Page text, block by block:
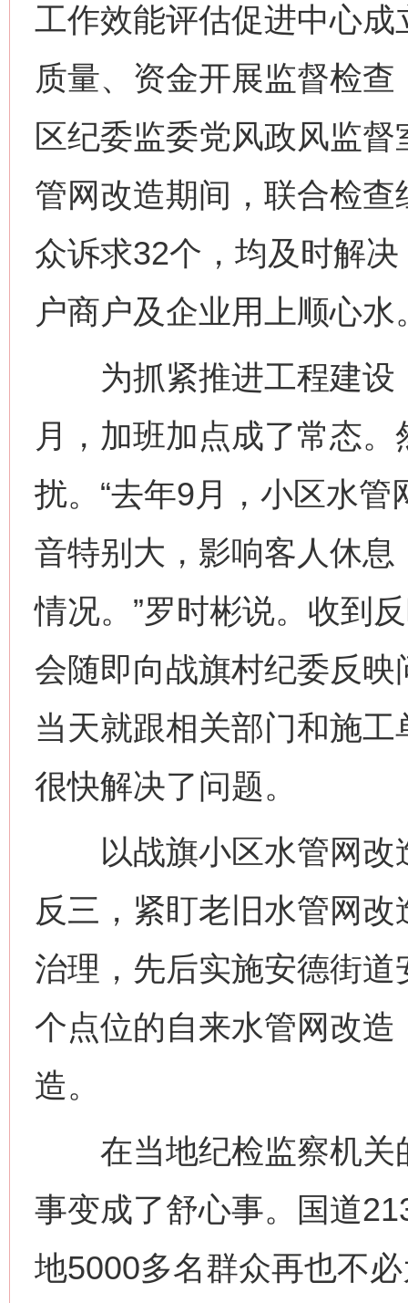
工作效能评估促进中心
质量、资金开展监督检
区纪委监委党风政风监
管网改造期间，联合检
众诉求32个，均及时解
户商户及企业用上顺心水
为抓紧推进工程建设
月，加班加点成了常态
扰。“去年9月，小区水
音特别大，影响客人休
情况。”罗时彬说。收到
会随即向战旗村纪委反
当天就跟相关部门和施
很快解决了问题。
以战旗小区水管网改
反三，紧盯老旧水管网
治理，先后实施安德街
个点位的自来水管网改
造。
在当地纪检监察机关
事变成了舒心事。国道
地5000多名群众再也不